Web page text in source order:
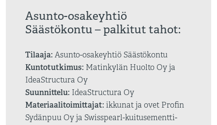
Asunto-osakeyhtiö
Säästökontu – palkitut tahot:
Tilaaja: Asunto-osakeyhtiö Säästökontu
Kuntotutkimus: Matinkylän Huolto Oy ja
IdeaStructura Oy
Suunnittelu: IdeaStructura Oy
Materiaalitoimittajat: ikkunat ja ovet Profin
Sydänpuu Oy ja Swisspearl-kuitusementti-